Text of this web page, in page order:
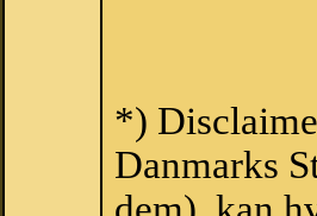
*)
Danmarks